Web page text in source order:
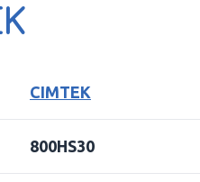
CIMTEK
800HS30